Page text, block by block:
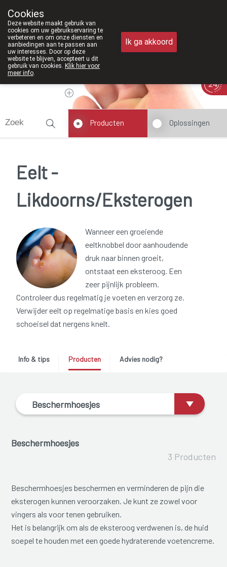
011/610300
Vandaag
Producten Oplossingen
Eelt -
Likdoorns/Eksterogen
Wanneer een groeiende
eeltknobbel door aanhoudende
druk naar binnen groeit,
ontstaat een eksteroog. Een
zeer pijnlijk probleem.
Controleer dus regelmatig je voeten en verzorg ze.
Verwijder eelt op regelmatige basis en kies goed
schoeisel dat nergens knelt.
Info & tips Producten Advies nodig?
Beschermhoesjes
Beschermhoesjes
3 Producten
Beschermhoesjes beschermen en verminderen de pijn die
eksterogen kunnen veroorzaken. Je kunt ze zowel voor
vingers als voor tenen gebruiken.
Het is belangrijk om als de eksteroog verdwenen is, de huid
soepel te houden met een goede hydraterende voetencreme.
Cookies
Deze website maakt gebruik van
cookies om uw gebruikservaring te
verbeteren en om onze diensten en
aanbiedingen aan te passen aan
uw interesses. Door op deze
website te blijven, accepteert u dit
gebruik van cookies. Klik hier voor
meer info.
Ik ga akkoord